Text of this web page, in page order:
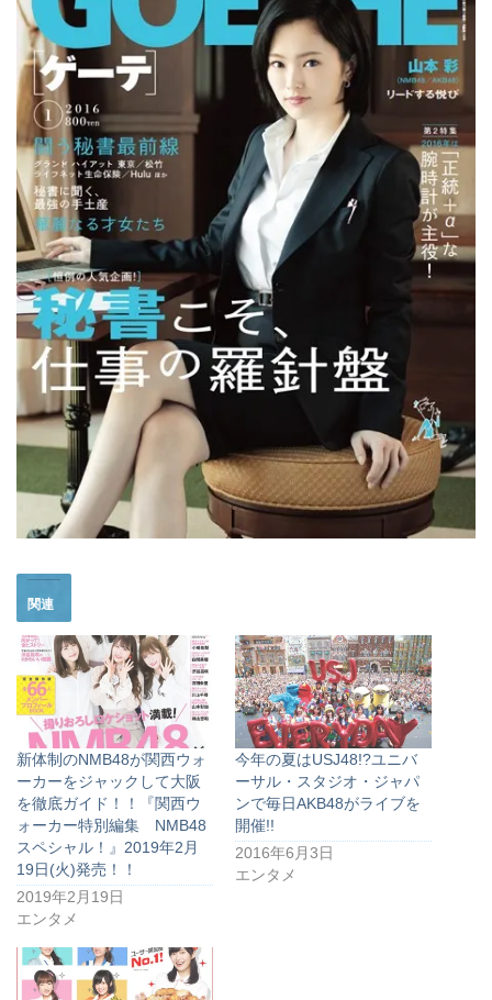
関連
新体制のNMB48が関西ウォ
ーカーをジャックして大阪
を徹底ガイド！！『関西ウ
ォーカー特別編集 NMB48
スペシャル！』2019年2月
19日(火)発売！！
2019年2月19日
エンタメ
今年の夏はUSJ48!?ユニバ
ーサル・スタジオ・ジャパ
ンで毎日AKB48がライブを
開催!!
2016年6月3日
エンタメ